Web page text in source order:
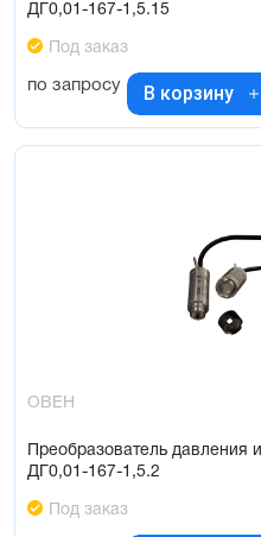
ДГ0,01-167-1,5.15
Под заказ
по запросу В корзину
ОВЕН
Преобразователь
ДГ0,01-167-1,5.2
Под заказ